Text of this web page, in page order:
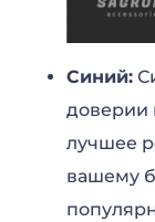
Синий:
доверии
лучшее
вашему